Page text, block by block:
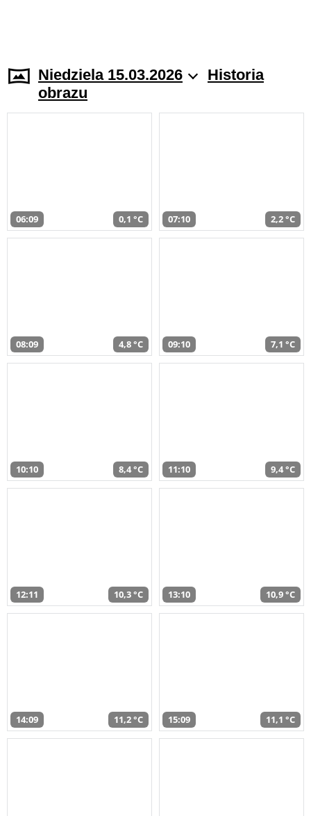
Niedziela 15.03.2026
Historia
obrazu
06:09 0,1 °C 07:10 2,2 °C
08:09 4,8 °C 09:10 7,1 °C
10:10 8,4 °C 11:10 9,4 °C
12:11 10,3 °C 13:10 10,9 °C
14:09 11,2 °C 15:09 11,1 °C